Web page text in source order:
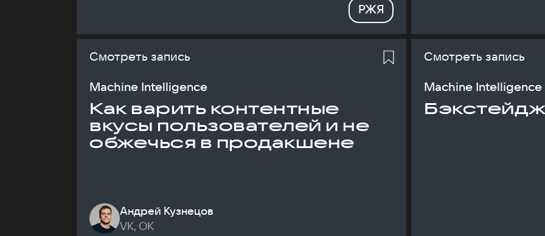
РЖЯ
Смотреть запись
Machine Intelligence
Как варить контентные
вкусы пользователей и не
обжечься в продакшене
Андрей Кузнецов
VK, ОК
Смотреть запись
Machine Intelligence
Бэкстейдж